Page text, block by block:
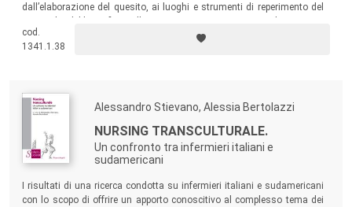
dall’elaborazione del quesito, ai luoghi e strumenti di reperimento del
interpretazione e utilizzo.
cod.
1341.1.38
Alessandro Stievano, Alessia Bertolazzi
NURSING TRANSCULTURALE.
Un confronto tra infermieri italiani e
sudamericani
I risultati di una ricerca condotta su infermieri italiani e sudamericani
con lo scopo di offrire un apporto conoscitivo al complesso tema dei